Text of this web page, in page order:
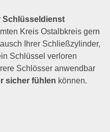
Schlüsseldienst
Kreis Ostalbkreis gern
Ihrer Schließzylinder,
Schlüssel verloren
Schlösser anwendbar
sicher fühlen können.